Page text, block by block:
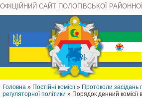
ОФІЦІЙНИЙ САЙТ ПОЛОГІВСЬКОЇ
Головна » Постiйнi комiсiї» Протоколи засідань
регуляторної політики » Порядок денний комісії